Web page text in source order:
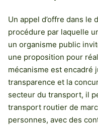
Un appel d’offre dans
procédure par laquelle
un organisme public
une proposition pour
mécanisme est encadré
transparence et la
secteur du transport, il
transport routier de
personnes, avec des